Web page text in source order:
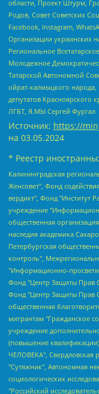
области, Проект Штурм,
Родов, Совет Советских
Facebook, Instagram,
Организации украинских
Региональное
Молодежное
Татарской Автономной
ойрат-калмыцкого
депутатов Красноярского
ЛГБТ, Я.МЫ Сергей Фургал
Источник: https://
на 03.05.2024
* Реестр
Калининградская региональная общественная организация "Экозащита!-Женсовет", Фонд содействия защите прав и свобод граждан "Общественный вердикт", Фонд "Институт Развития Свободы Информации", Частное учреждение "Информационное агентство МЕМО. РУ", Региональная общественная организация "Общественная комиссия по сохранению наследия академика Сахарова", Фонд поддержки свободы прессы, Санкт-Петербургская общественная правозащитная организация "Гражданский контроль", Межрегиональная общественная организация "Информационно-просветительский центр "Мемориал", Региональный Фонд "Центр Защиты Прав Средств Массовой Информации", с 05.12.2023 Фонд "Центр Защиты Прав Средств массовой информации", Региональная общественная благотворительная организация помощи беженцам и мигрантам "Гражданское содействие", Негосударственное образовательное учреждение дополнительного профессионального образования (повышение квалификации) специалистов "АКАДЕМИЯ ПО ПРАВАМ ЧЕЛОВЕКА", Свердловская региональная общественная организация "Сутяжник", Автономная некоммерческая организация "Центр независимых социологических исследований", Союз общественных объединений "Российский исследовательский центр по правам человека", Региональное общественное учреждение научно-информационный центр "МЕМОРИАЛ", Некоммерческая организация "Фонд защиты гласности", Автономная некоммерческая организация "Институт прав человека", Городская общественная организация "Екатеринбургское общество "МЕМОРИАЛ", Городская общественная организация "Рязанское историко-просветительское и правозащитное общество "Мемориал" (Рязанский Мемориал), Челябинский региональный орган общественной самодеятельности – женское общественное объединение "Женщины Евразии", Челябинский региональный орган общественной самодеятельности "Уральская правозащитная группа", Фонд содействия защите здоровья и социальной справедливости имени Андрея Рылькова, Автономная Некоммерческая Организация "Аналитический Центр Юрия Левады", Автономная некоммерческая организация социальной поддержки населения "Проект Апрель", Региональная общественная организация помощи женщинам и детям, находящимся в кризисной ситуации "Информационно-методический центр "Анна", Фонд содействия развитию массовых коммуникаций и правовому просвещению "Так-так-Так", Фонд содействия устойчивому развитию "Серебряная тайга", Свердловский региональный общественный фонд социальных проектов "Новое время", "Idel.Реалии", Кавказ.Реалии, Крым.Реалии, Телеканал Настоящее Время, Татаро-башкирская служба Радио Свобода (Azatliq Radiosi), Радио Свободная Европа/Радио Свобода (PCE/PC), "Сибирь.Реалии", "Фактограф", Благотворительный фонд помощи осужденным и их семьям, Автономная некоммерческая организация "Институт глобализации и социальных движений", Фонд "В защиту прав заключенных", Частное учреждение "Центр поддержки и содействия развитию средств массовой информации", Пензенский региональный общественный благотворительный фонд "Гражданский союз", "Север.Реалии", Некоммерческая организация Фонд "Правовая инициатива", Общество с ограниченной ответственностью "Радио Свободная Европа/Радио Свобода", Чешское информационное агентство "MEDIUM-ORIENT", Красноярская региональная общественная организация "Мы против СПИДа", Камалягин Денис Николаевич, Маркелов Сергей Евгеньевич, Пономарев Лев Александрович, Савицкая Людмила Алексеевна, Автономная некоммерческая организация "Центр по работе с проблемой насилия "НАСИЛИЮ.НЕТ", Межрегиональный профессиональный союз работников здравоохранения "Альянс врачей", Юридическое лицо, зарегистрированное в Латвийской Республике, SIA "Medusa Project"